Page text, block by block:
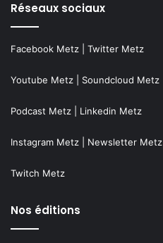
Réseaux sociaux
Facebook Metz Twitter Metz
Youtube Metz Soundcloud Metz
Podcast Metz Linkedin Metz
Instagram Metz Newsletter Metz
Twitch Metz
Nos éditions